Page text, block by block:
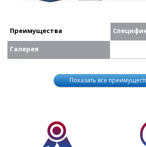
Преимущества
Галерея
Показать все